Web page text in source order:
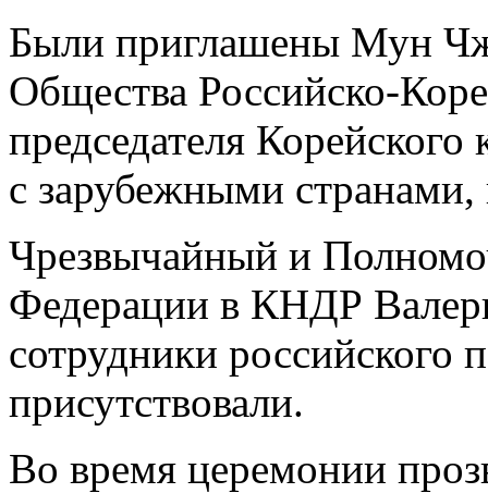
Были приглашены Мун
Общества Российско-
председателя
с зарубежными
Чрезвычайный и
Федерации в КНДР
сотрудники российского
присутствовали.
Во время церемонии